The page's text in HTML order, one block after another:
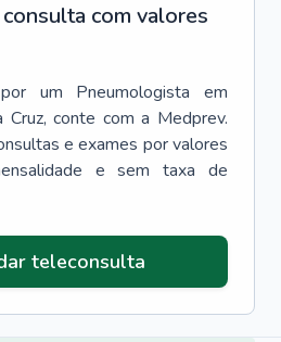
com valores
um Pneumologista
em
Cruz, conte com a Medprev.
e exames por valores
e sem taxa de
teleconsulta